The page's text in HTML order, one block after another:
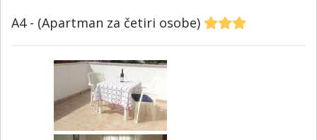
A4 - (Apartman za četiri osobe)